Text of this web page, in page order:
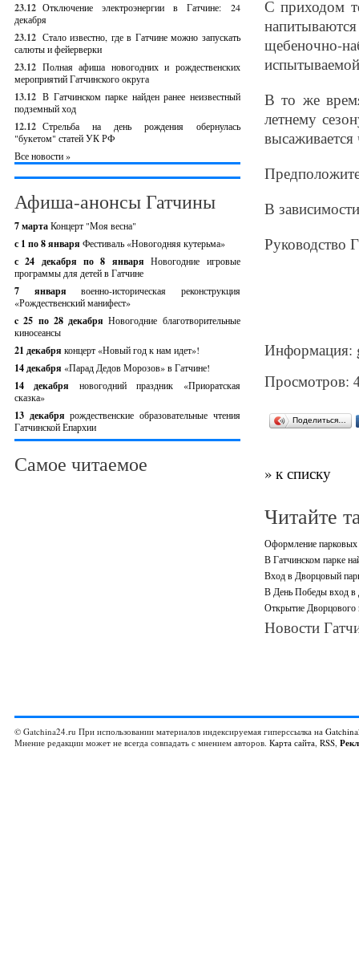
23.12 Отключение электроэнергии в Гатчине: 24
декабря
23.12 Стало известно, где в Гатчине можно запускать
салюты и фейерверки
23.12 Полная афиша новогодних и рождественских
мероприятий Гатчинского округа
13.12 В Гатчинском парке найден ранее неизвестный
подземный ход
12.12 Стрельба на день рождения обернулась
"букетом" статей УК РФ
Все новости »
Афиша-анонсы Гатчины
7 мартаКонцерт "Моя весна"
с 1 по 8 января Фестиваль «Новогодняя кутерьма»
с 24 декабря по 8 январяНовогодние игровые
программы для детей в Гатчине
7 январявоенно-историческая реконструкция
«Рождественский манифест»
c 25 по 28 декабряНовогодние благотворительные
киносеансы
21 декабря концерт «Новый год к нам идет»!
14 декабря «Парад Дедов Морозов» в Гатчине!
14 декабря новогодний праздник «Приоратская
сказка»
13 декабрярождественские образовательные чтения
Гатчинской Епархии
Самое читаемое
С приходом
В то же
летнему
высаживается
В
Руководство
Информация:
Просмотров:
Поделиться…
» к списку
Читайте
Оформление парковых
В Гатчинском парке
Вход в Дворцовый
В День Победы вход в
Открытие Дворцового
Новости
© Gatchina24.ru При использовании материалов индексируемая гиперссылка на
Мнение редакции может не всегда совпадать с мнением авторов. Карта сайта, RSS,